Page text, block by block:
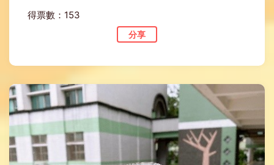
得票數：153
分享